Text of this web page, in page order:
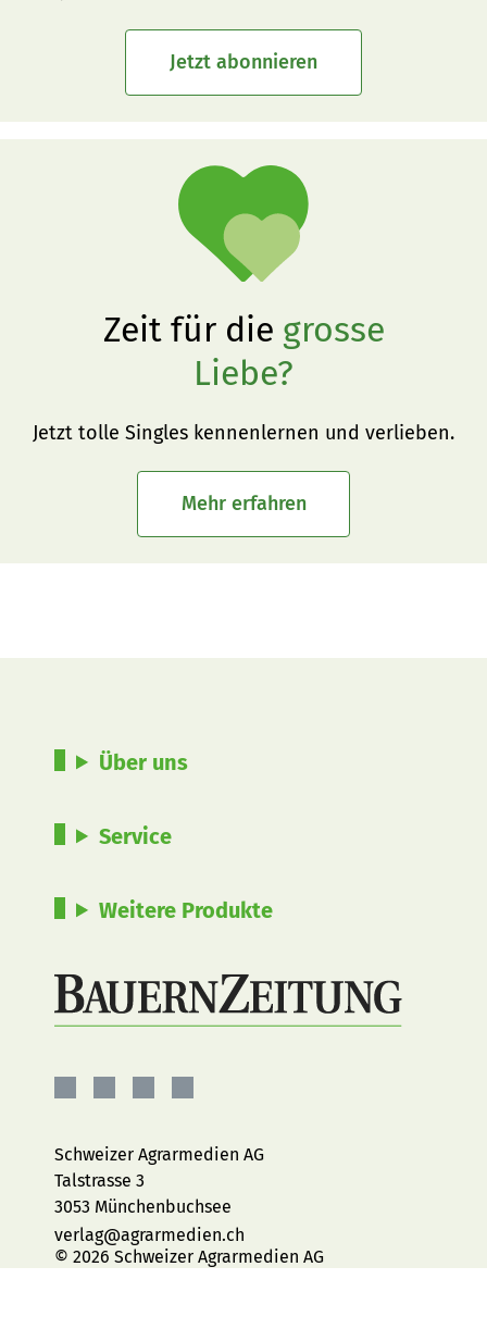
Jetzt abonnieren
Zeit für die grosse
Liebe?
Jetzt tolle Singles kennenlernen und verlieben.
Mehr erfahren
Über uns
Service
Weitere Produkte
Facebook
Instagram
YouTubeLinkedIn
Schweizer Agrarmedien AG
Talstrasse 3
3053 Münchenbuchsee
verlag@agrarmedien.ch
© 2026 Schweizer Agrarmedien AG